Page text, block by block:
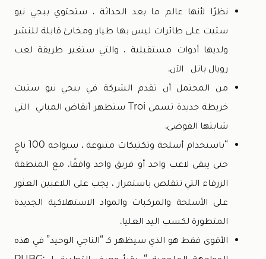
نظرًا لأنها عالم ما بعد الحداثة ، ستحتوي ببجي نيو
ستيت على طائرات ليس بها طيار ومخابئ قابلة للنشر
ولديها أدوات مستقبلية ، والتي ستغير طريقة لعب
رويال باتل الآن.
من المحتمل أن تقدم الشركة في ببجي نيو ستيت
خريطة جديدة تسمى Troi ستظهر أنقاض المباني التي
شابتها الفوضى.
“باستخدام أسلحة وتكتيكات متنوعة ، سيواجه 100 ناجٍ
حتى يبقى لاعب واحد أو فريق واحد واقفًا. مع المنطقة
الزرقاء التي تتقلص باستمرار ، يجب على اللاعبين العثور
على الأسلحة والمركبات والمواد الاستهلاكية الجديدة
المتطورة لكسب اليد العليا.
الأقوى فقط هو الذي سيظهر كـ “الناجي الوحيد” في هذه